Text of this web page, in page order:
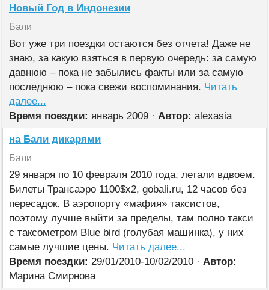
Новый Год в Индонезии
Бали
Вот уже три поездки остаются без отчета! Даже не
знаю, за какую взяться в первую очередь: за самую
давнюю – пока не забылись факты или за самую
последнюю – пока свежи воспоминания. Читать
далее...
Время поездки: январь 2009 · Автор: alexasia
на Бали дикарями
Бали
29 января по 10 февраля 2010 года, летали вдвоем.
Билеты Трансаэро 1100$х2, gobali.ru, 12 часов без
пересадок. В аэропорту «мафия» таксистов,
поэтому лучше выйти за пределы, там полно такси
с таксометром Blue bird (голубая машинка), у них
самые лучшие цены. Читать далее...
Время поездки: 29/01/2010-10/02/2010 · Автор:
Марина Смирнова